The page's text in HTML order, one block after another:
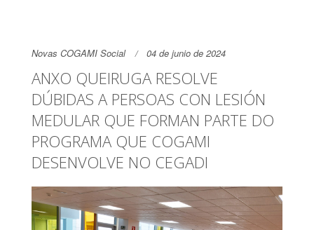
Novas COGAMI Social 04 de junio de 2024
ANXO QUEIRUGA RESOLVE
DÚBIDAS A PERSOAS CON LESIÓN
MEDULAR QUE FORMAN PARTE DO
PROGRAMA QUE COGAMI
DESENVOLVE NO CEGADI